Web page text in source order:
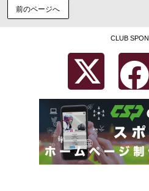
前のページへ
CLUB